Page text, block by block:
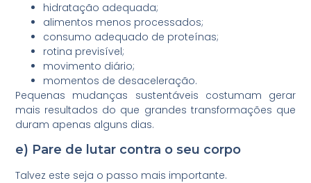
hidratação adequada;
alimentos menos processados;
consumo adequado de proteínas;
rotina previsível;
movimento diário;
momentos de desaceleração.
Pequenas mudanças sustentáveis costumam gerar
mais resultados do que grandes transformações que
duram apenas alguns dias.
e) Pare de lutar contra o seu corpo
Talvez este seja o passo mais importante.